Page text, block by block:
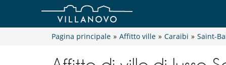
Pagina principale » Affitto ville » Caraibi » Saint-